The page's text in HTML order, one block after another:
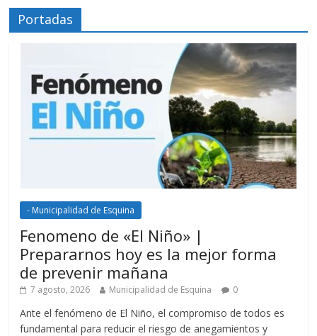
Portadas
- Municipalidad de Esquina
Fenomeno de «El Niño» |
Prepararnos hoy es la mejor forma
de prevenir mañana
7 agosto, 2026 Municipalidad de Esquina 0
Ante el fenómeno de El Niño, el compromiso de todos es
fundamental para reducir el riesgo de anegamientos y